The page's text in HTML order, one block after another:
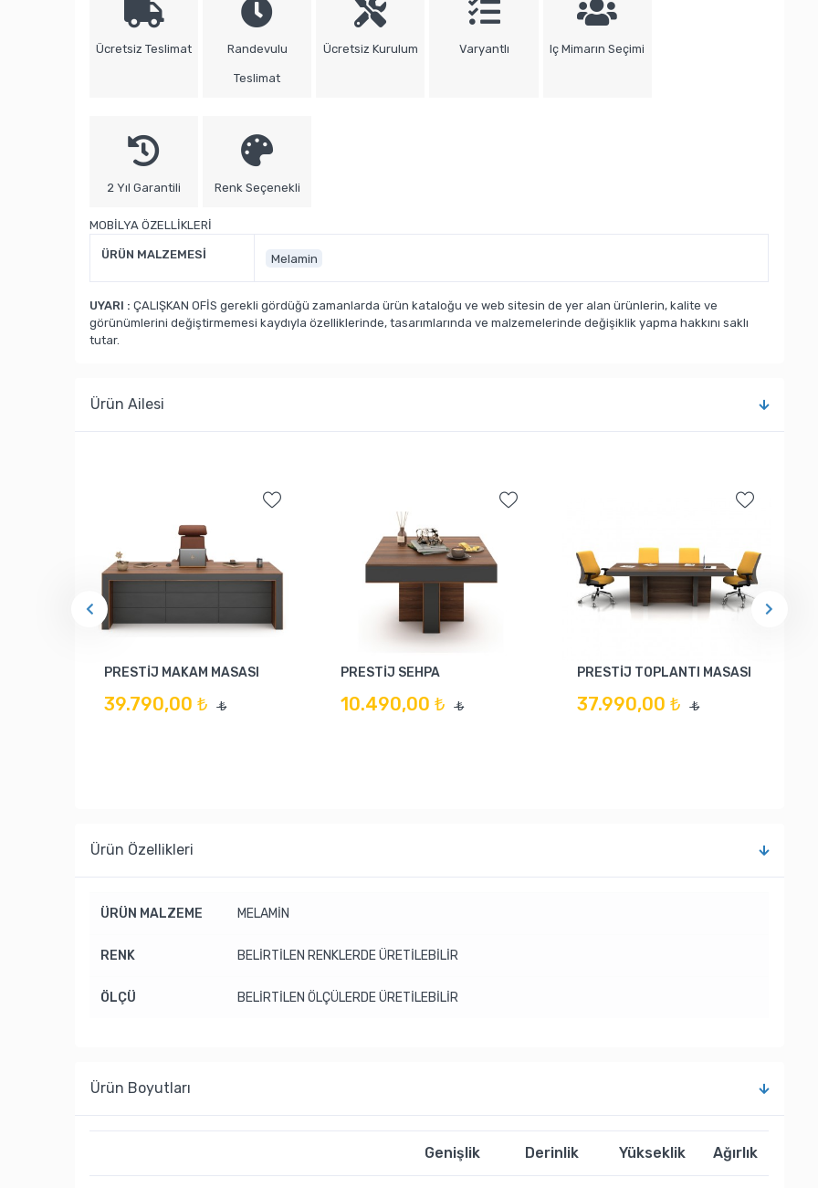
Ücretsiz Teslimat Randevulu
Teslimat
Ücretsiz Kurulum Varyantlı Iç Mimarın Seçimi
2 Yıl Garantili Renk Seçenekli
MOBİLYA ÖZELLİKLERİ
ÜRÜN MALZEMESİ Melamin
UYARI : ÇALIŞKAN OFİS gerekli gördüğü zamanlarda ürün kataloğu ve web sitesin de yer alan ürünlerin, kalite ve
görünümlerini değiştirmemesi kaydıyla özelliklerinde, tasarımlarında ve malzemelerinde değişiklik yapma hakkını saklı
tutar.
Ürün Ailesi
PRESTİJ MAKAM MASASI
39.790,00 ₺ ₺
PRESTİJ SEHPA
10.490,00 ₺ ₺
PRESTİJ TOPLANTI MASASI
37.990,00 ₺ ₺
Ürün Özellikleri
ÜRÜN MALZEME MELAMİN
RENK BELİRTİLEN RENKLERDE ÜRETİLEBİLİR
ÖLÇÜ BELİRTİLEN ÖLÇÜLERDE ÜRETİLEBİLİR
Ürün Boyutları
Genişlik Derinlik Yükseklik Ağırlık